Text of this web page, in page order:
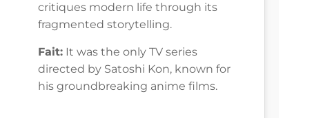
critiques modern life through its
fragmented storytelling.
Fait: It was the only TV series
directed by Satoshi Kon, known for
his groundbreaking anime films.